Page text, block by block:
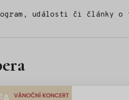
události či články o